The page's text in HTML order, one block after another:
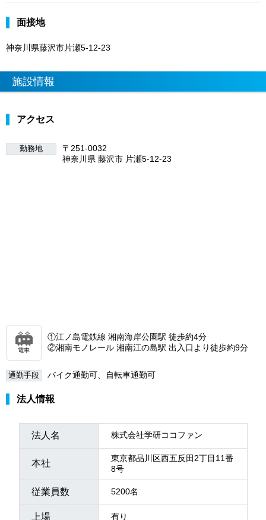
面接地
神奈川県藤沢市片瀬5-12-23
施設情報
アクセス
勤務地
〒251-0032
神奈川県 藤沢市 片瀬5-12-23
電車
①江ノ島電鉄線 湘南海岸公園駅 徒歩約4分
②湘南モノレール 湘南江の島駅 出入口より徒歩約9分
通勤手段 バイク通勤可、自転車通勤可
法人情報
法人名 株式会社学研ココファン
本社
東京都品川区西五反田2丁目11番
8号
従業員数 5200名
上場 有り